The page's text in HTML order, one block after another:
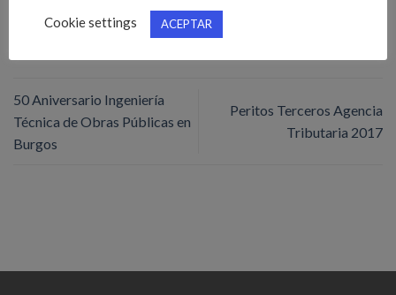
50 Aniversario Ingeniería
Técnica de Obras Públicas en
Burgos
Peritos Terceros Agencia
Tributaria 2017
Cookie settings ACEPTAR